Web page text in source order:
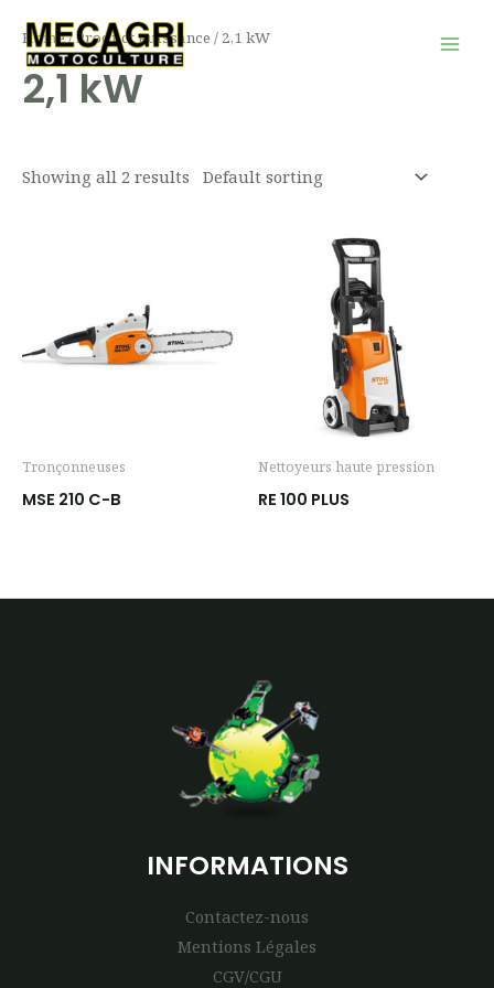
contenu
Home/ Product Puissance / 2,1 kW
2,1 kW
Showing all 2 results
Tronçonneuses
MSE 210 C-B
Nettoyeurs haute pression
RE 100 PLUS
INFORMATIONS
Contactez-nous
Mentions Légales
CGV/CGU